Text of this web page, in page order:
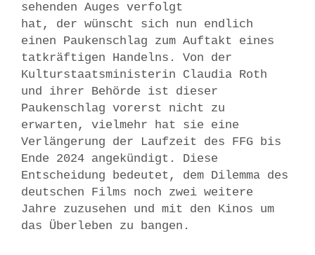
sehenden Auges verfolgt
hat, der wünscht sich nun endlich
einen Paukenschlag zum Auftakt eines
tatkräftigen Handelns. Von der
Kulturstaatsministerin Claudia Roth
und ihrer Behörde ist dieser
Paukenschlag vorerst nicht zu
erwarten, vielmehr hat sie eine
Verlängerung der Laufzeit des FFG bis
Ende 2024 angekündigt. Diese
Entscheidung bedeutet, dem Dilemma des
deutschen Films noch zwei weitere
Jahre zuzusehen und mit den Kinos um
das Überleben zu bangen.